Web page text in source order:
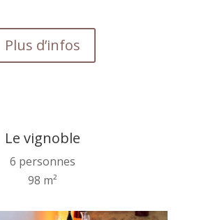
Plus d’infos
Le vignoble
6 personnes
98 m²